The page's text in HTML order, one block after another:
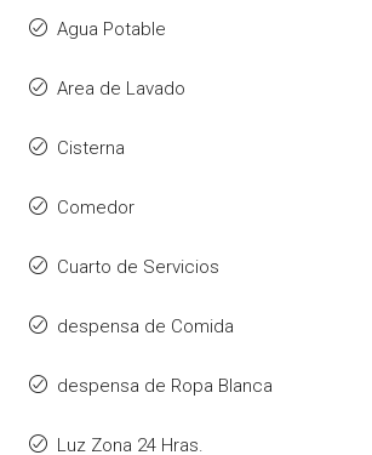
Agua Potable
Area de Lavado
Cisterna
Comedor
Cuarto de Servicios
despensa de Comida
despensa de Ropa Blanca
Luz Zona 24 Hras.